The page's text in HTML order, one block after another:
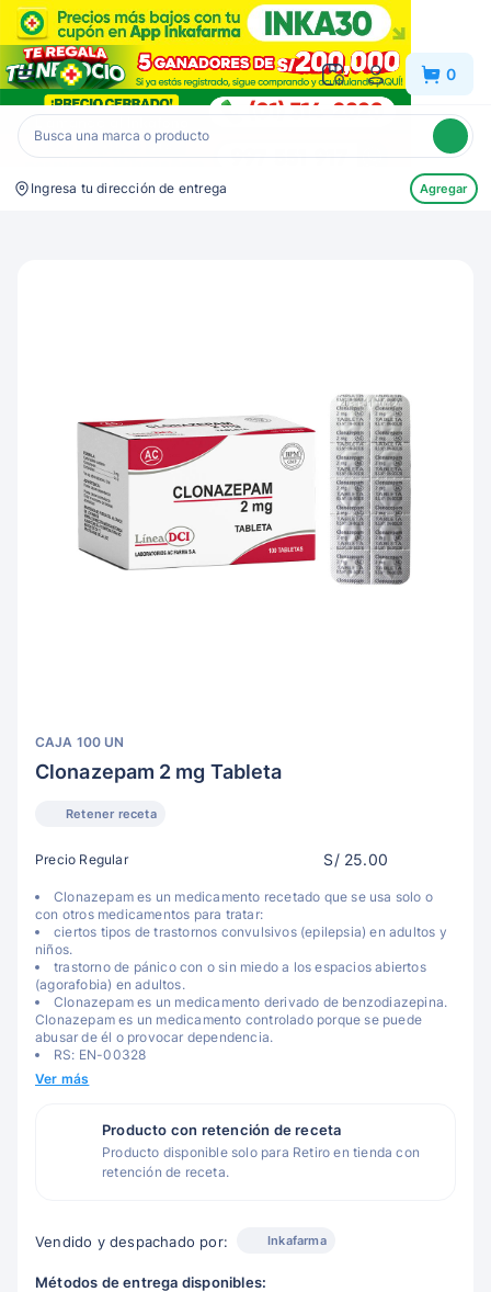
Inkafarma 0
Ingresa tu dirección de entrega Agregar
CAJA 100 UN
Clonazepam 2 mg Tableta
Retener receta
Precio Regular S/ 25.00
Clonazepam es un medicamento recetado que se usa solo o
con otros medicamentos para tratar:
ciertos tipos de trastornos convulsivos (epilepsia) en adultos y
niños.
trastorno de pánico con o sin miedo a los espacios abiertos
(agorafobia) en adultos.
Clonazepam es un medicamento derivado de benzodiazepina.
Clonazepam es un medicamento controlado porque se puede
abusar de él o provocar dependencia.
RS: EN-00328
Ver más
Producto con retención de receta
Producto disponible solo para Retiro en tienda con
retención de receta.
Vendido y despachado por: Inkafarma
Métodos de entrega disponibles: